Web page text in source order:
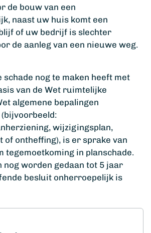
de bouw van een
naast uw huis komt een
of uw bedrijf is slechter
de aanleg van een nieuwe weg.
schade nog te maken heeft met
van de Wet ruimtelijke
algemene bepalingen
wijzigingsplan,
ontheffing), is er sprake van
tegemoetkoming in planschade.
nog worden gedaan tot 5 jaar
besluit onherroepelijk is